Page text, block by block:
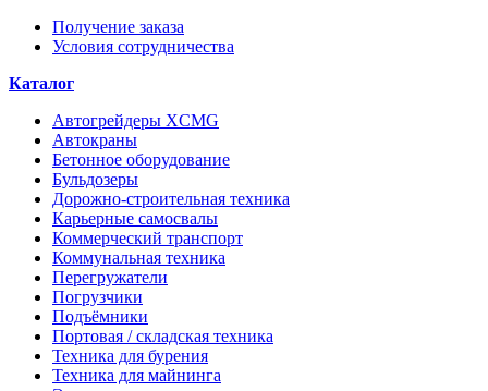
Получение заказа
Условия сотрудничества
Каталог
Автогрейдеры XCMG
Автокраны
Бетонное оборудование
Бульдозеры
Дорожно-строительная техника
Карьерные самосвалы
Коммерческий транспорт
Коммунальная техника
Перегружатели
Погрузчики
Подъёмники
Портовая / складская техника
Техника для бурения
Техника для майнинга